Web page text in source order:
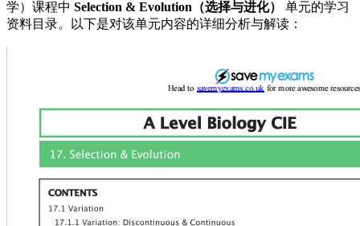
学）课程中 Selection & Evolution（选择与进化）
单元的学习
资料目录。以下是对该单元内容的详细分析与解读：